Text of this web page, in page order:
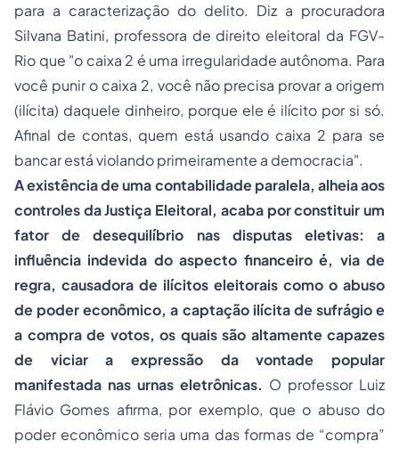
para a caracterização do delito. Diz a procuradora
Silvana Batini, professora de direito eleitoral da FGV-
Rio que "o caixa 2 é uma irregularidade autônoma. Para
você punir o caixa 2, você não precisa provar a origem
(ilícita) daquele dinheiro, porque ele é ilícito por si só.
Afinal de contas, quem está usando caixa 2 para se
bancar está violando primeiramente a democracia".
A existência de uma contabilidade paralela, alheia aos
controles da Justiça Eleitoral, acaba por constituir um
fator de desequilíbrio nas disputas eletivas: a
influência indevida do aspecto financeiro é, via de
regra, causadora de ilícitos eleitorais como o abuso
de poder econômico, a captação ilícita de sufrágio e
a compra de votos, os quais são altamente capazes
de viciar a expressão da vontade popular
manifestada nas urnas eletrônicas. O professor Luiz
Flávio Gomes afirma, por exemplo, que o abuso do
poder econômico seria uma das formas de “compra”